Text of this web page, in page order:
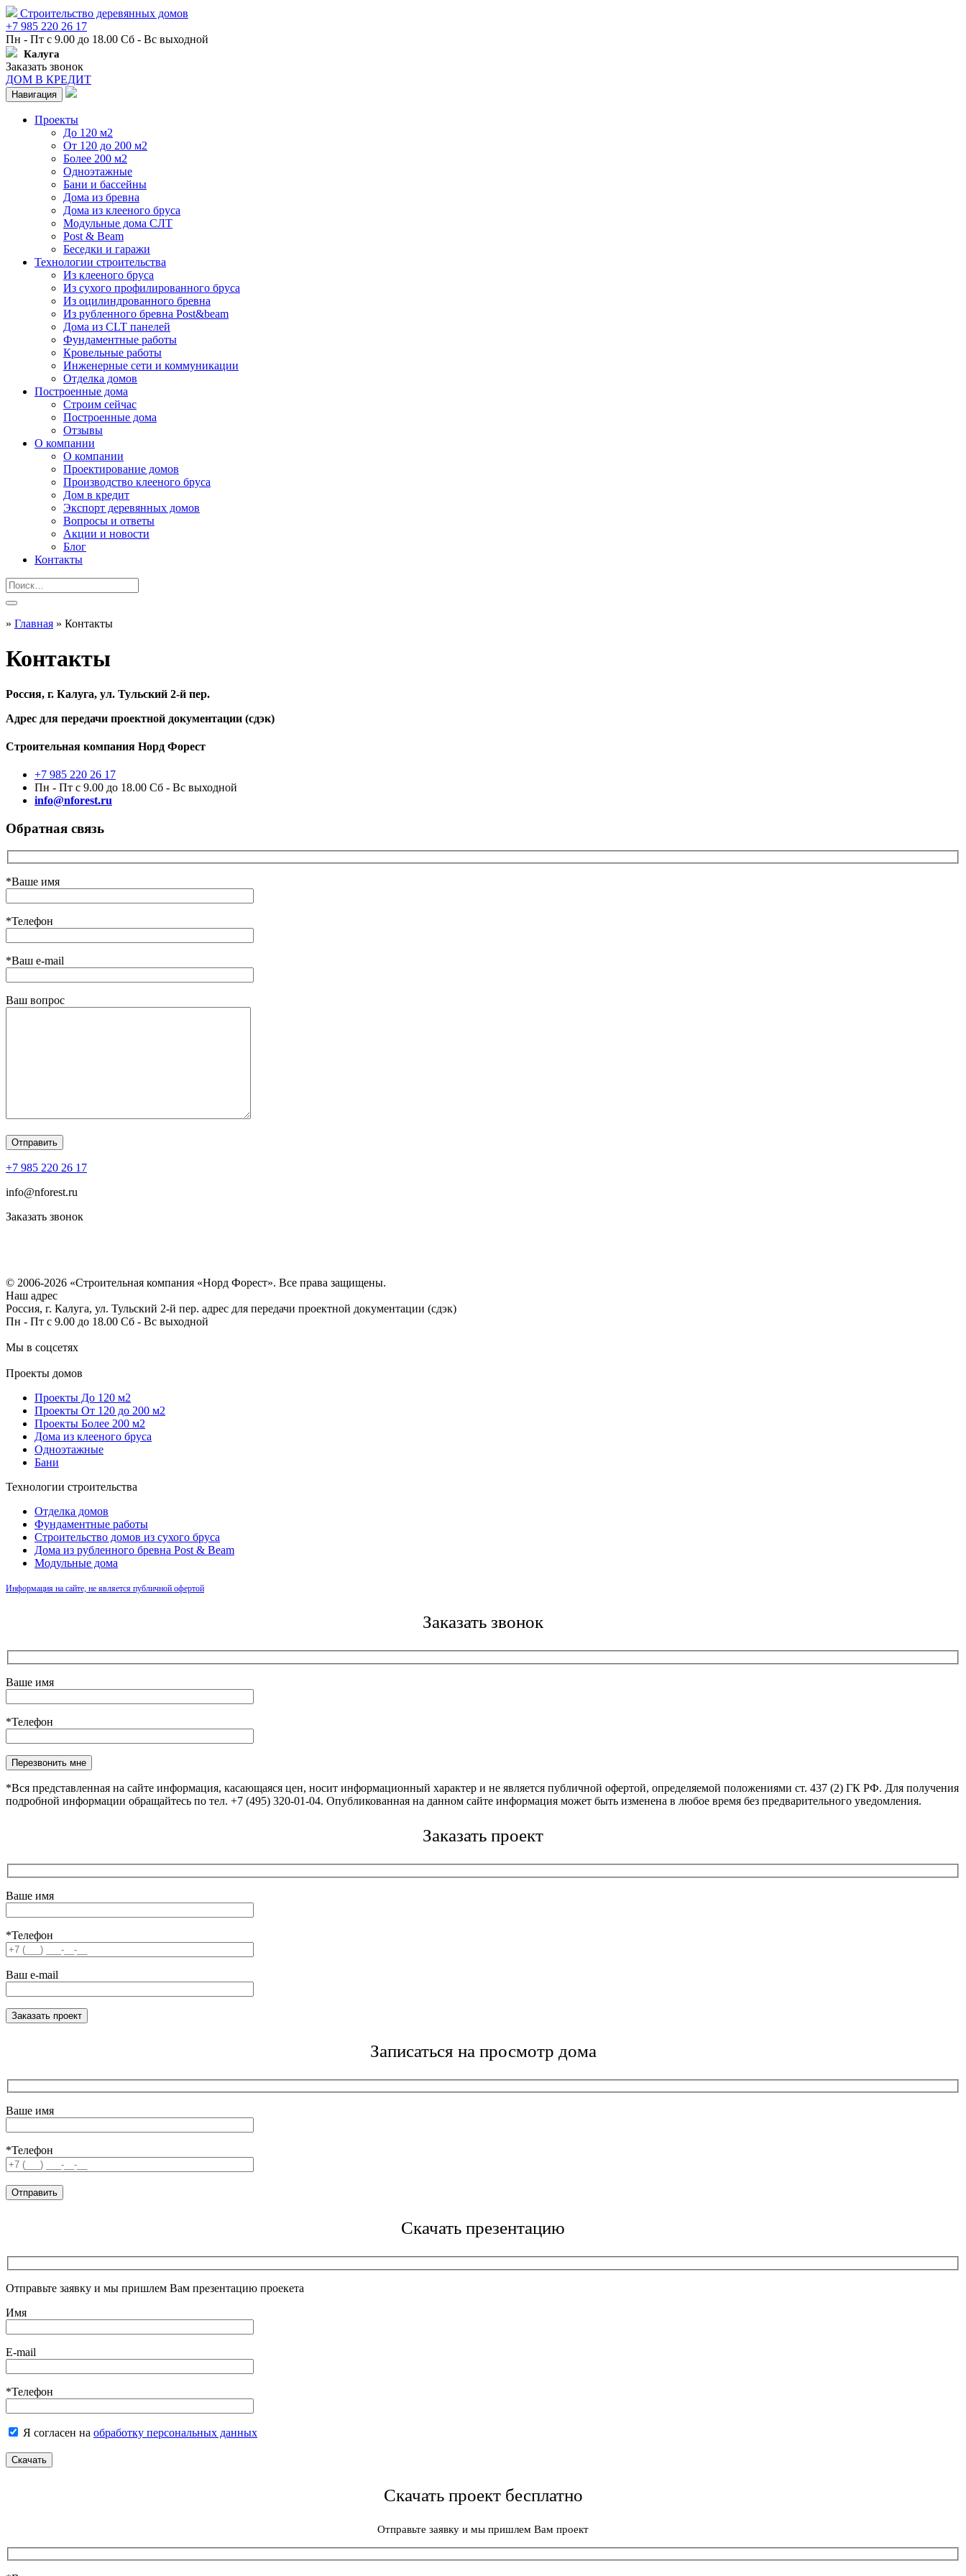
Строительство деревянных домов
+7 985 220 26 17
Пн - Пт с 9.00 до 18.00 Сб - Вс выходной
Калуга
Заказать звонок
ДОМ В КРЕДИТ
Навигация
Проекты
До 120 м2
От 120 до 200 м2
Более 200 м2
Одноэтажные
Бани и бассейны
Дома из бревна
Дома из клееного бруса
Модульные дома СЛТ
Post & Beam
Беседки и гаражи
Технологии строительства
Из клееного бруса
Из сухого профилированного бруса
Из оцилиндрованного бревна
Из рубленного бревна Post&beam
Дома из CLT панелей
Фундаментные работы
Кровельные работы
Инженерные сети и коммуникации
Отделка домов
Построенные дома
Строим сейчас
Построенные дома
Отзывы
О компании
О компании
Проектирование домов
Производство клееного бруса
Дом в кредит
Экспорт деревянных домов
Вопросы и ответы
Акции и новости
Блог
Контакты
» Главная » Контакты
Контакты
Россия, г. Калуга, ул. Тульский 2-й пер.
Адрес для передачи проектной документации (сдэк)
Строительная компания Норд Форест
+7 985 220 26 17
Пн - Пт с 9.00 до 18.00 Сб - Вс выходной
info@nforest.ru
Обратная связь
*Ваше имя
*Телефон
*Ваш e-mail
Ваш вопрос
+7 985 220 26 17
info@nforest.ru
Заказать звонок
© 2006-2026 «Строительная компания «Норд Форест». Все права защищены.
Наш адрес
Россия, г. Калуга, ул. Тульский 2-й пер. адрес для передачи проектной документации (сдэк)
Пн - Пт с 9.00 до 18.00 Сб - Вс выходной
Мы в соцсетях
Проекты домов
Проекты До 120 м2
Проекты От 120 до 200 м2
Проекты Более 200 м2
Дома из клееного бруса
Одноэтажные
Бани
Технологии строительства
Отделка домов
Фундаментные работы
Строительство домов из сухого бруса
Дома из рубленного бревна Post & Beam
Модульные дома
Информация на сайте, не является публичной офертой
Заказать звонок
Ваше имя
*Телефон
*Вся представленная на сайте информация, касающаяся цен, носит информационный характер и не является публичной офертой, определяемой положениями ст. 437 (2) ГК РФ. Для получения
подробной информации обращайтесь по тел. +7 (495) 320-01-04. Опубликованная на данном сайте информация может быть изменена в любое время без предварительного уведомления.
Заказать проект
Ваше имя
*Телефон
Ваш e-mail
Записаться на просмотр дома
Ваше имя
*Телефон
Скачать презентацию
Отправьте заявку и мы пришлем Вам презентацию проекета
Имя
E-mail
*Телефон
Я согласен на обработку персональных данных
Скачать проект бесплатно
Отправьте заявку и мы пришлем Вам проект